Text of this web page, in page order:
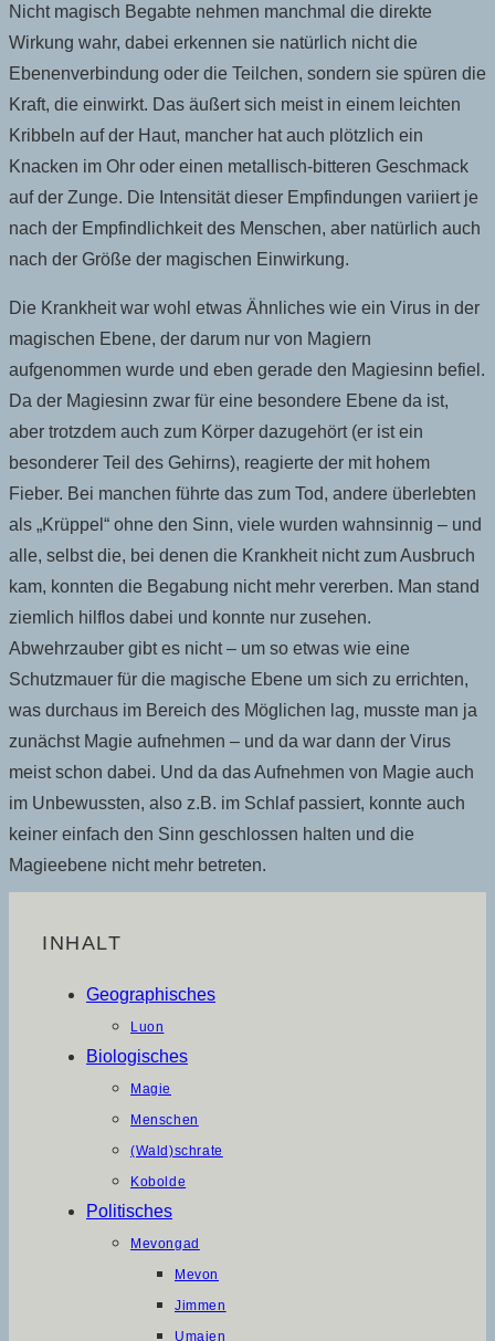
Nicht magisch Begabte nehmen manchmal die direkte
Wirkung wahr, dabei erkennen sie natürlich nicht die
Ebenenverbindung oder die Teilchen, sondern sie spüren die
Kraft, die einwirkt. Das äußert sich meist in einem leichten
Kribbeln auf der Haut, mancher hat auch plötzlich ein
Knacken im Ohr oder einen metallisch-bitteren Geschmack
auf der Zunge. Die Intensität dieser Empfindungen variiert je
nach der Empfindlichkeit des Menschen, aber natürlich auch
nach der Größe der magischen Einwirkung.
Die Krankheit war wohl etwas Ähnliches wie ein Virus in der
magischen Ebene, der darum nur von Magiern
aufgenommen wurde und eben gerade den Magiesinn befiel.
Da der Magiesinn zwar für eine besondere Ebene da ist,
aber trotzdem auch zum Körper dazugehört (er ist ein
besonderer Teil des Gehirns), reagierte der mit hohem
Fieber. Bei manchen führte das zum Tod, andere überlebten
als „Krüppel“ ohne den Sinn, viele wurden wahnsinnig – und
alle, selbst die, bei denen die Krankheit nicht zum Ausbruch
kam, konnten die Begabung nicht mehr vererben. Man stand
ziemlich hilflos dabei und konnte nur zusehen.
Abwehrzauber gibt es nicht – um so etwas wie eine
Schutzmauer für die magische Ebene um sich zu errichten,
was durchaus im Bereich des Möglichen lag, musste man ja
zunächst Magie aufnehmen – und da war dann der Virus
meist schon dabei. Und da das Aufnehmen von Magie auch
im Unbewussten, also z.B. im Schlaf passiert, konnte auch
keiner einfach den Sinn geschlossen halten und die
Magieebene nicht mehr betreten.
INHALT
Geographisches
Luon
Biologisches
Magie
Menschen
(Wald)schrate
Kobolde
Politisches
Mevongad
Mevon
Jimmen
Umaien